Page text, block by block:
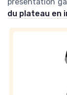
du plateau en